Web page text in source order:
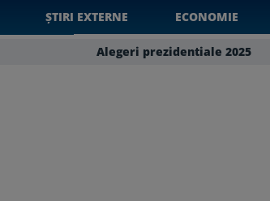
ȘTIRI EXTERNE ECONOMIE
Alegeri prezidentiale 2025